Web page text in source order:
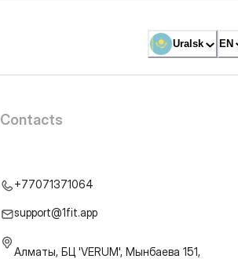
Uralsk EN
Contacts
+77071371064
support@1fit.app
Алматы, БЦ 'VERUM', Мынбаева 151,